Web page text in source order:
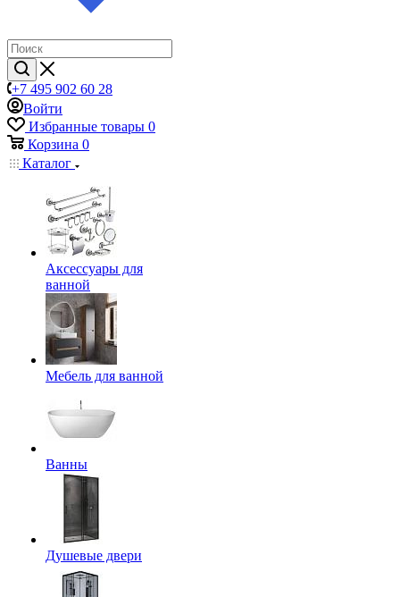
+7 495 902 60 28
Войти
Избранные товары 0
Корзина 0
Каталог
Аксессуары для
ванной
Мебель для ванной
Ванны
Душевые двери